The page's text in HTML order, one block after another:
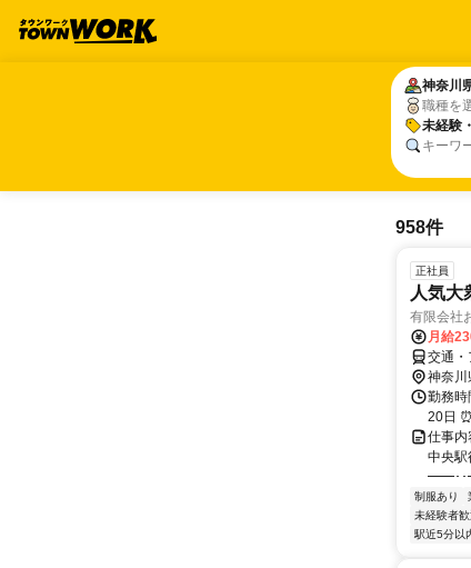
神奈川
職種を
未経験
キーワ
神奈川
未経験
958件
正社員
人気大
有限会社
月給
交通・
神奈川
勤務時
20日
仕事内
中央駅
━━･･
制服あり
未経験者歓
駅近5分以